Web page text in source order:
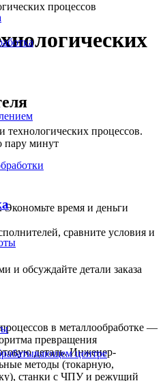
центре
процессов
технологических процессов.
пару минут
время и деньги
сравните условия и
и обсуждайте детали заказа
в металлообработке —
превращения
деталь. Инженер-
методы (токарную,
станки с ЧПУ и режущий